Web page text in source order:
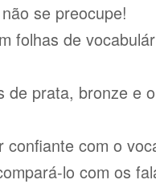
se preocupe!
folhas de
de prata, bronze e
confiante com o
lo com os